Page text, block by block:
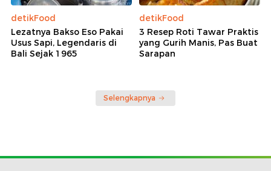
detikFood
Lezatnya Bakso Eso Pakai
Usus Sapi, Legendaris di
Bali Sejak 1965
detikFood
3 Resep Roti Tawar Praktis
yang Gurih Manis, Pas Buat
Sarapan
Selengkapnya